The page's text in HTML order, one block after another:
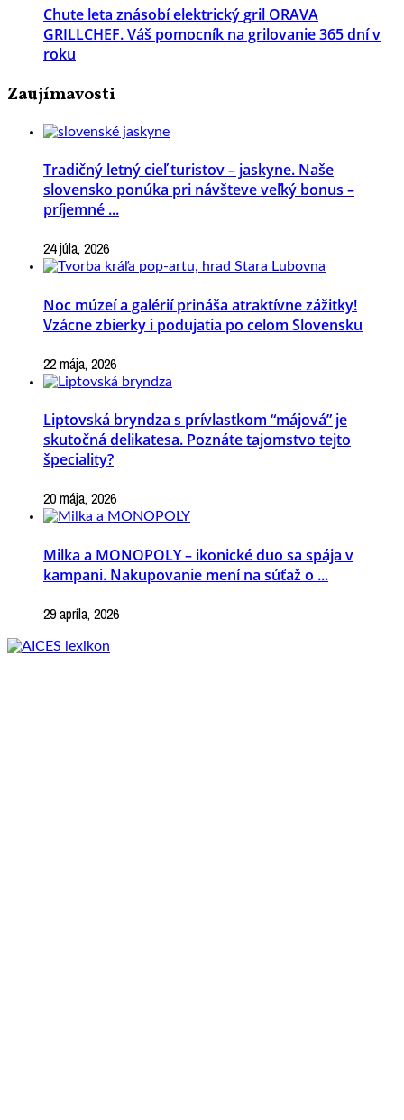
Chute leta znásobí elektrický gril ORAVA
GRILLCHEF. Váš pomocník na grilovanie 365 dní v
roku
Zaujímavosti
Tradičný letný cieľ turistov – jaskyne. Naše
slovensko ponúka pri návšteve veľký bonus –
príjemné ...
24 júla, 2026
Noc múzeí a galérií prináša atraktívne zážitky!
Vzácne zbierky i podujatia po celom Slovensku
22 mája, 2026
Liptovská bryndza s prívlastkom “májová” je
skutočná delikatesa. Poznáte tajomstvo tejto
špeciality?
20 mája, 2026
Milka a MONOPOLY – ikonické duo sa spája v
kampani. Nakupovanie mení na súťaž o ...
29 apríla, 2026